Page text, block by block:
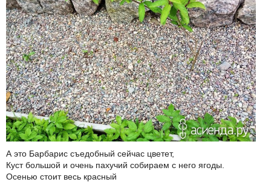
А это Барбарис съедобный сейчас цветет,
Куст большой и очень пахучий собираем с него ягоды.
Осенью стоит весь красный